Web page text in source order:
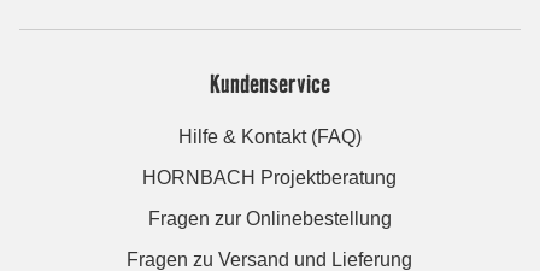
Kundenservice
Hilfe & Kontakt (FAQ)
HORNBACH Projektberatung
Fragen zur Onlinebestellung
Fragen zu Versand und Lieferung